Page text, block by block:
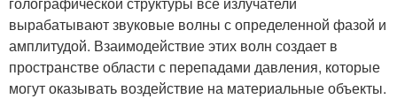
вырабатывают звуковые волны с определенной фазой и
амплитудой. Взаимодействие этих волн создает в
пространстве области с перепадами давления, которые
могут оказывать воздействие на материальные объекты.